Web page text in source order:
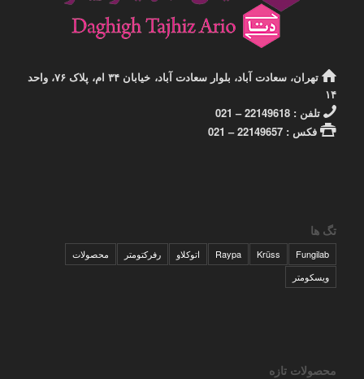
تهران، سعادت آباد، بلوار سعادت آباد، خیابان ۳۴ ام، پلاک ۷۶، واحد
۱۴
تلفن : 22149618 – 021
فکس : 22149657 – 021
تگ ها
Fungilab
Krüss
Raypa اتوکلاو رفرکتومتر
محصولات
ویسکومتر
محصولات تازه